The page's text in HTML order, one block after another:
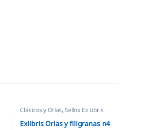
Clásicos y Orlas, Sellos Ex Libris
Exlibris Orlas y filigranas n4